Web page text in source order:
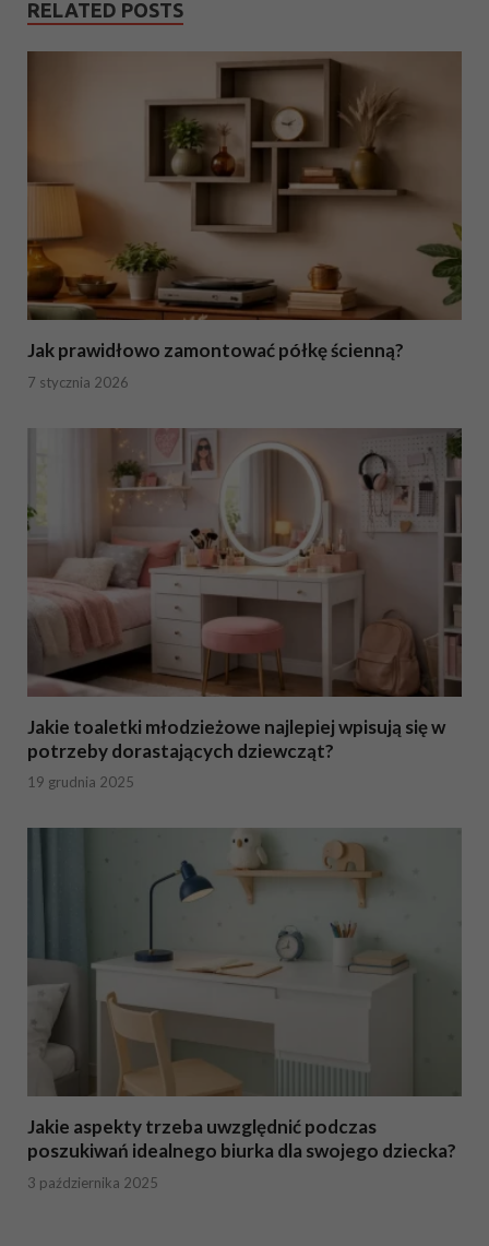
RELATED POSTS
Jak prawidłowo zamontować półkę ścienną?
7 stycznia 2026
Jakie toaletki młodzieżowe najlepiej wpisują się w
potrzeby dorastających dziewcząt?
19 grudnia 2025
Jakie aspekty trzeba uwzględnić podczas
poszukiwań idealnego biurka dla swojego dziecka?
3 października 2025